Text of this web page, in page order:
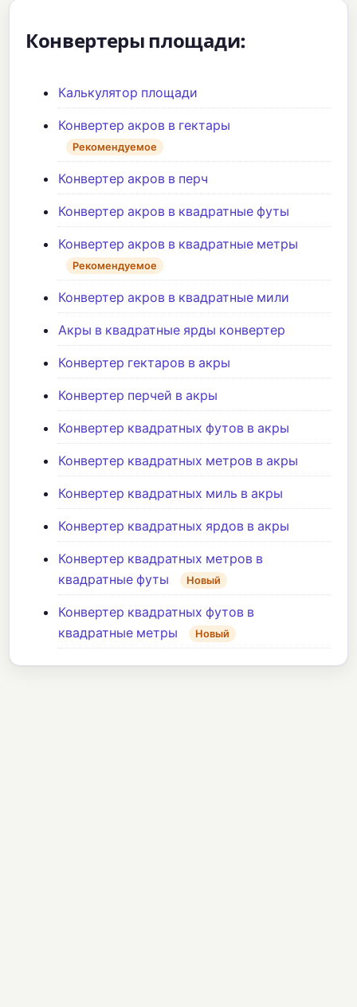
Конвертеры площади:
Калькулятор площади
Конвертер акров в гектары
Рекомендуемое
Конвертер акров в перч
Конвертер акров в квадратные футы
Конвертер акров в квадратные метры
Рекомендуемое
Конвертер акров в квадратные мили
Акры в квадратные ярды конвертер
Конвертер гектаров в акры
Конвертер перчей в акры
Конвертер квадратных футов в акры
Конвертер квадратных метров в акры
Конвертер квадратных миль в акры
Конвертер квадратных ярдов в акры
Конвертер квадратных метров в
квадратные футы
Новый
Конвертер квадратных футов в
квадратные метры
Новый